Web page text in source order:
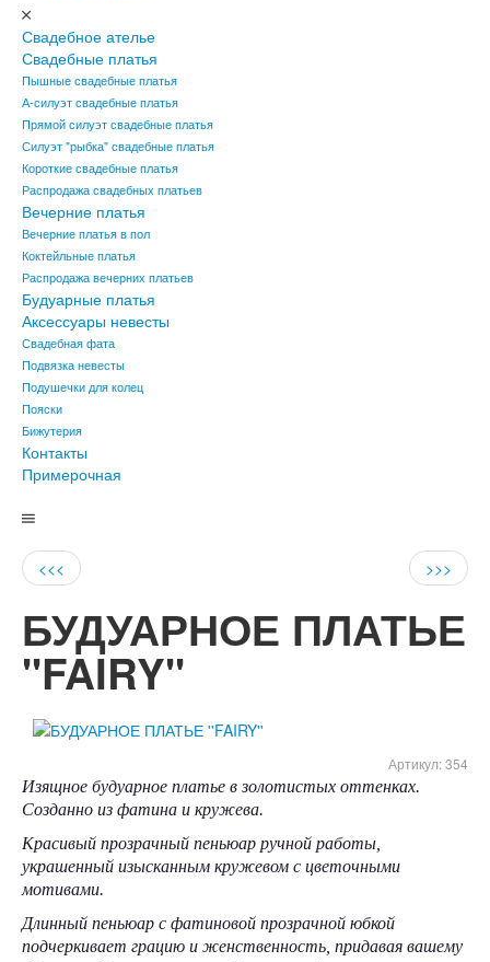
Свадебное ателье
Свадебные платья
Пышные свадебные платья
А-силуэт свадебные платья
Прямой силуэт свадебные платья
Силуэт "рыбка" свадебные платья
Короткие свадебные платья
Распродажа свадебных платьев
Вечерние платья
Вечерние платья в пол
Коктейльные платья
Распродажа вечерних платьев
Будуарные платья
Аксессуары невесты
Свадебная фата
Подвязка невесты
Подушечки для колец
Пояски
Бижутерия
Контакты
Примерочная
<<< >>>
БУДУАРНОЕ ПЛАТЬЕ
''FAIRY''
Артикул:354
Изящное будуарное платье в золотистых оттенках.
Созданно из фатина и кружева.
Красивый прозрачный пеньюар ручной работы,
украшенный изысканным кружевом с цветочными
мотивами.
Длинный пеньюар с фатиновой прозрачной юбкой
подчеркивает грацию и женственность, придавая вашему